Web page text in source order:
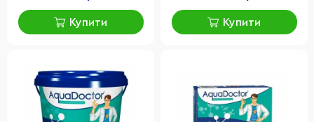
Купити Купити